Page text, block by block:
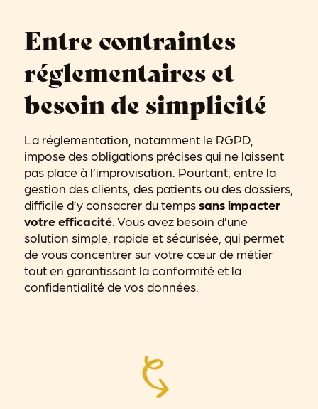
Entre contraintes
réglementaires et
besoin de simplicité
La réglementation, notamment le RGPD,
impose des obligations précises qui ne laissent
pas place à l’improvisation. Pourtant, entre la
gestion des clients, des patients ou des dossiers,
difficile d’y consacrer du tempssans impacter
votre efficacité. Vous avez besoin d’une
solution simple, rapide et sécurisée, qui permet
de vous concentrer sur votre cœur de métier
tout en garantissant la conformité et la
confidentialité de vos données.